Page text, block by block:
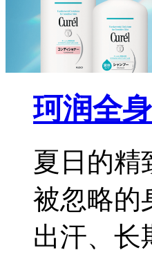
珂润全
夏日的精
被忽略的
出汗、长